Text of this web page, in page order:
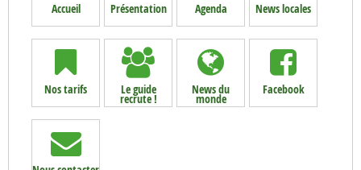
Accueil Présentation Agenda News locales
Nos tarifs Le guide
recrute !
News du
monde
Facebook